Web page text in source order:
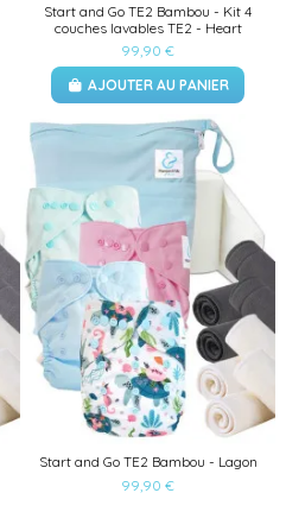
Start and Go TE2 Bambou - Kit 4
couches lavables TE2 - Heart
99,90 €
AJOUTER AU PANIER
Start and Go TE2 Bambou - Lagon
99,90 €